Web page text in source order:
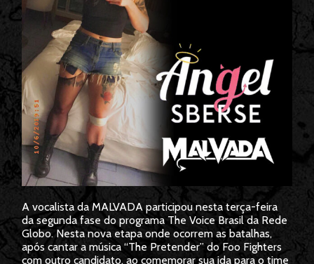
VÍDEOS
CONTATOS
A vocalista da MALVADA participou nesta terça-feira
da segunda fase do programa The Voice Brasil da Rede
Globo. Nesta nova etapa onde ocorrem as batalhas,
após cantar a música “The Pretender” do Foo Fighters
com outro candidato, ao comemorar sua ida para o time